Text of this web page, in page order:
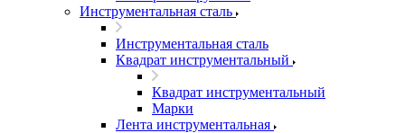
Инструментальная сталь
Инструментальная сталь
Квадрат инструментальный
Квадрат инструментальный
Марки
Лента инструментальная